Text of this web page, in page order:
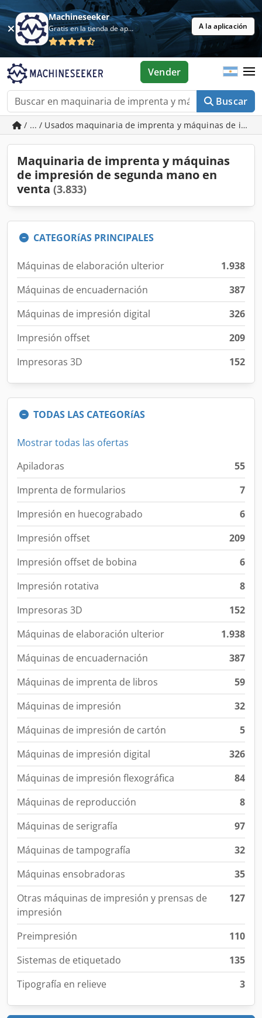
Machineseeker
Gratis en la tienda de aplicaciones A la aplicación
Buscar
Vender
/ ... / Usados maquinaria de imprenta y máquinas de
Maquinaria de imprenta y máquinas
de impresión de segunda mano en
venta (3.833)
CATEGORíAS PRINCIPALES
Máquinas de elaboración ulterior
1.938
Máquinas de encuadernación
387
Máquinas de impresión digital
326
Impresión offset
209
Impresoras 3D
152
TODAS LAS CATEGORíAS
Mostrar todas las ofertas
Apiladoras
55
Imprenta de formularios
7
Impresión en huecograbado
6
Impresión offset
209
Impresión offset de bobina
6
Impresión rotativa
8
Impresoras 3D
152
Máquinas de elaboración ulterior
1.938
Máquinas de encuadernación
387
Máquinas de imprenta de libros
59
Máquinas de impresión
32
Máquinas de impresión de cartón
5
Máquinas de impresión digital
326
Máquinas de impresión flexográfica
84
Máquinas de reproducción
8
Máquinas de serigrafía
97
Máquinas de tampografía
32
Máquinas ensobradoras
35
Otras máquinas de impresión y prensas de
impresión
127
Preimpresión
110
Sistemas de etiquetado
135
Tipografía en relieve
3